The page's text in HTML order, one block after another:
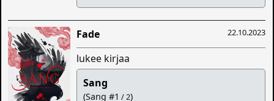
22.10.2023
Fade
lukee kirjaa
Sang
(Sang #1 / 2)